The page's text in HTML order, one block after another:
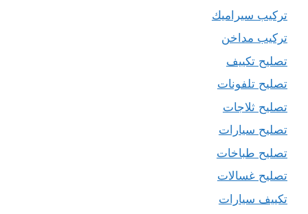
تركيب سيراميك
تركيب مداخن
تصليح تكييف
تصليح تلفونات
تصليح ثلاجات
تصليح سيارات
تصليح طباخات
تصليح غسالات
تكييف سيارات